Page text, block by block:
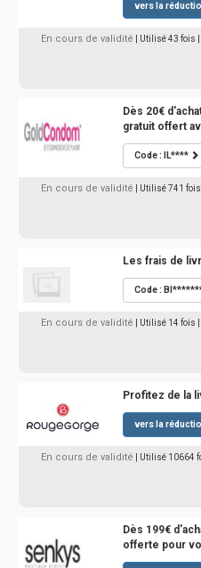
vers la
En cours de validité | Utilisé 43 fois
Dès 20€
gratuit offert
Code : IL****
En cours de validité | Utilisé 741 fois
Les frais de
Code :
En cours de validité | Utilisé 14 fois
Profitez de la
vers la
En cours de validité | Utilisé 10664
Dès 199€
offerte pour